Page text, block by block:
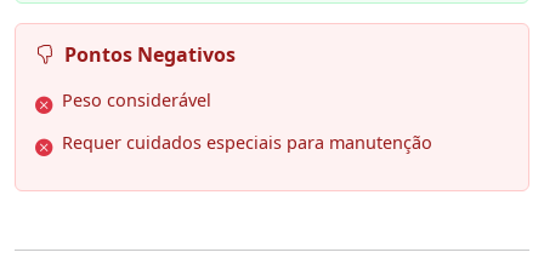
Pontos Negativos
Peso considerável
Requer cuidados especiais para manutenção